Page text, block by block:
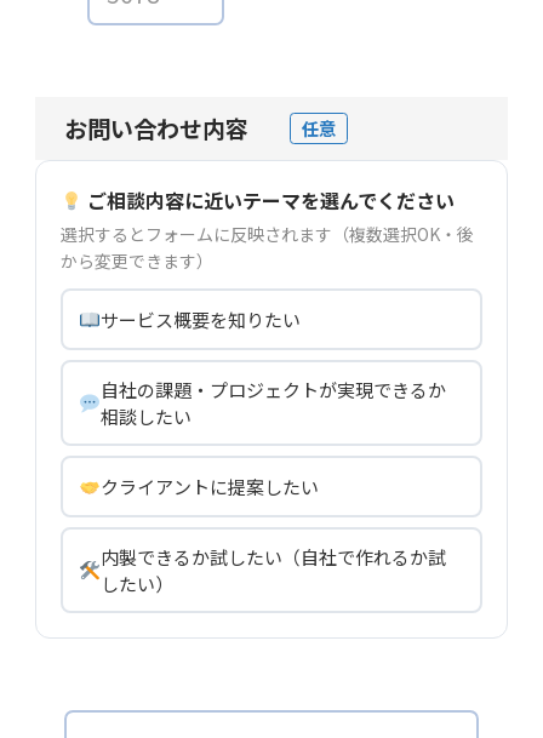
お問い合わせ内容 任意
ご相談内容に近いテーマを選んでください
選択するとフォームに反映されます（複数選択OK・後
から変更できます）
サービス概要を知りたい
自社の課題・プロジェクトが実現できるか
相談したい
クライアントに提案したい
内製できるか試したい（自社で作れるか試
したい）